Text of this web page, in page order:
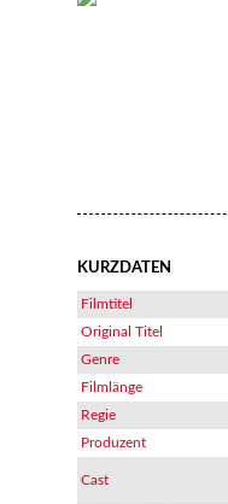
KURZDATEN
Filmtitel
Original Titel
Genre
Filmlänge
Regie
Produzent
Cast